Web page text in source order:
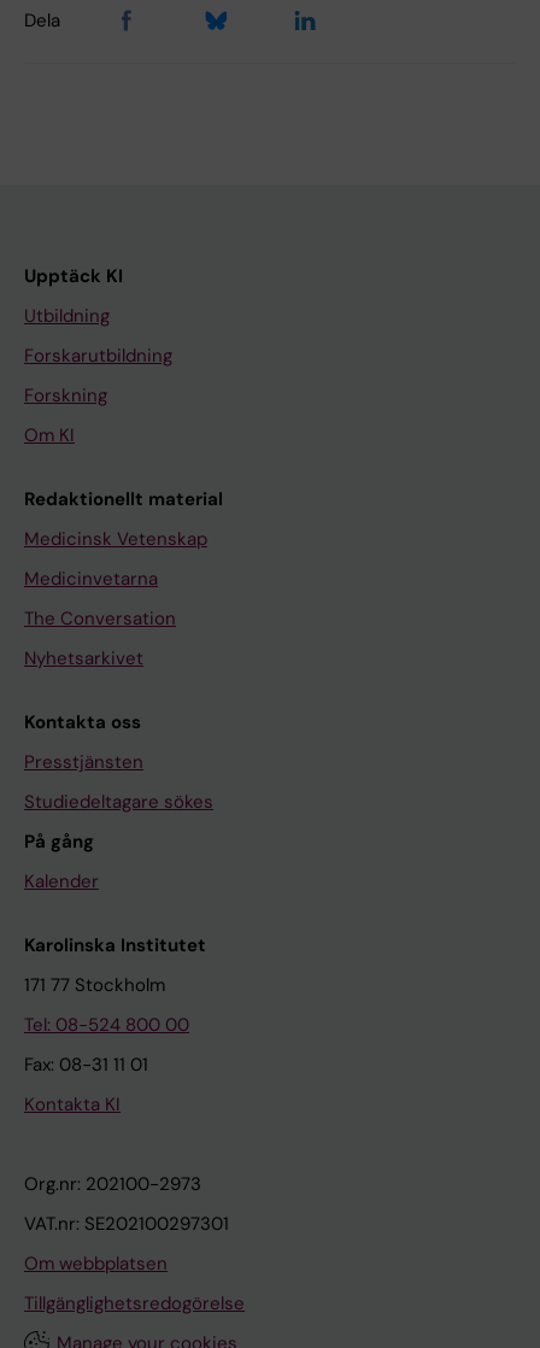
Dela
Upptäck KI
Utbildning
Forskarutbildning
Forskning
Om KI
Redaktionellt material
Medicinsk Vetenskap
Medicinvetarna
The Conversation
Nyhetsarkivet
Kontakta oss
Presstjänsten
Studiedeltagare sökes
På gång
Kalender
Karolinska Institutet
171 77 Stockholm
Tel: 08-524 800 00
Fax: 08-31 11 01
Kontakta KI
Org.nr: 202100-2973
VAT.nr: SE202100297301
Om webbplatsen
Tillgänglighetsredogörelse